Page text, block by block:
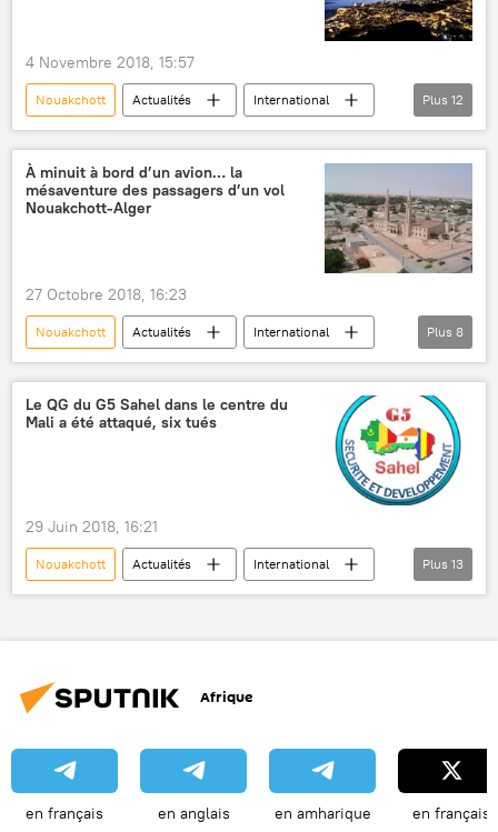
Communauté économique des États d'Afrique de l'Ouest (CEDEAO)
Tout sur l'Algérie (TSA)
Algérie patriotique
croissance économique
PIB
agroalimentaire
électroménager
matériaux de construction
exportations
4 Novembre 2018, 15:57
Nouakchott Actualités
International
Algérie
Mauritanie
Maroc
Alger
Afrique de l'Ouest
Sénégal
exportations
foire
Plus 12
À minuit à bord d’un avion… la
mésaventure des passagers d’un vol
Nouakchott-Alger
27 Octobre 2018, 16:23
Nouakchott Actualités
International
Alger
Algérie
Air Algérie
Royal Air Maroc
avion
avions civils
mésaventure
passager
Plus 8
Le QG du G5 Sahel dans le centre du
Mali a été attaqué, six tués
29 Juin 2018, 16:21
Nouakchott Actualités
International
France
Tchad Niger
Mali
ONU
AFP
Reuters
Plus 13
Afrique
en français en anglais en amharique en français